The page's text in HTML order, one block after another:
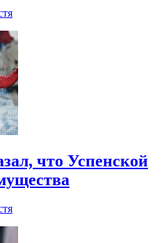
что Успенской